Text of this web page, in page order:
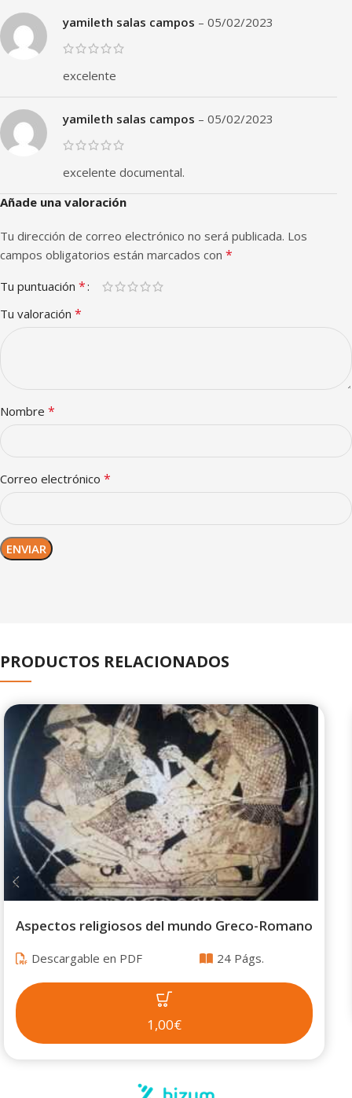
yamileth salas campos – 05/02/2023
excelente
yamileth salas campos – 05/02/2023
excelente documental.
Añade una valoración
Tu dirección de correo electrónico no será publicada. Los
campos obligatorios están marcados con *
Tu puntuación *
Tu valoración *
Nombre *
Correo electrónico *
PRODUCTOS RELACIONADOS
Aspectos religiosos del mundo Greco-Romano
Descargable en PDF 24 Págs.
1,00€